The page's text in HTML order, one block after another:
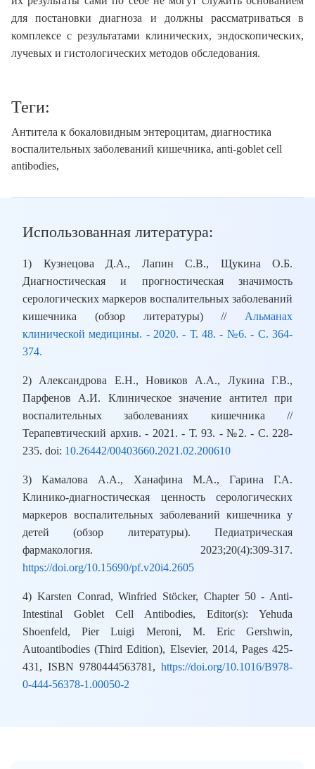
для постановки диагноза и должны рассматриваться в
комплексе с результатами клинических, эндоскопических,
лучевых и гистологических методов обследования.
Теги:
Антитела к бокаловидным энтероцитам, диагностика
воспалительных заболеваний кишечника, anti-goblet cell
antibodies,
Использованная литература:
1) Кузнецова Д.А., Лапин С.В., Щукина О.Б.
Диагностическая и прогностическая значимость
серологических маркеров воспалительных заболеваний
кишечника (обзор литературы) // Альманах
клинической медицины. - 2020. - Т. 48. - №6. - C. 364-
374.
2) Александрова Е.Н., Новиков А.А., Лукина Г.В.,
Парфенов А.И. Клиническое значение антител при
воспалительных заболеваниях кишечника //
Терапевтический архив. - 2021. - Т. 93. - №2. - C. 228-
235. doi: 10.26442/00403660.2021.02.200610
3) Камалова А.А., Ханафина М.А., Гарина Г.А.
Клинико-диагностическая ценность серологических
маркеров воспалительных заболеваний кишечника у
детей (обзор литературы). Педиатрическая
фармакология. 2023;20(4):309-317.
https://doi.org/10.15690/pf.v20i4.2605
4) Karsten Conrad, Winfried Stöcker, Chapter 50 - Anti-
Intestinal Goblet Cell Antibodies, Editor(s): Yehuda
Shoenfeld, Pier Luigi Meroni, M. Eric Gershwin,
Autoantibodies (Third Edition), Elsevier, 2014, Pages 425-
431, ISBN 9780444563781, https://doi.org/10.1016/B978-
0-444-56378-1.00050-2